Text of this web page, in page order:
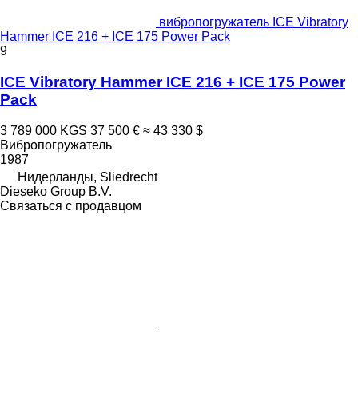
вибропогружатель ICE Vibratory
Hammer ICE 216 + ICE 175 Power Pack
9
ICE Vibratory Hammer ICE 216 + ICE 175 Power
Pack
3 789 000 KGS 37 500 € ≈ 43 330 $
Вибропогружатель
1987
Нидерланды, Sliedrecht
Dieseko Group B.V.
Связаться с продавцом